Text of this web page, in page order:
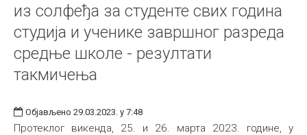
из солфеђа за студенте свих година
студија и ученике завршног разреда
средње школе - резултати
такмичења
Објављено 29.03.2023. у 7:48
Протеклог викенда, 25. и 26. марта 2023. године, у